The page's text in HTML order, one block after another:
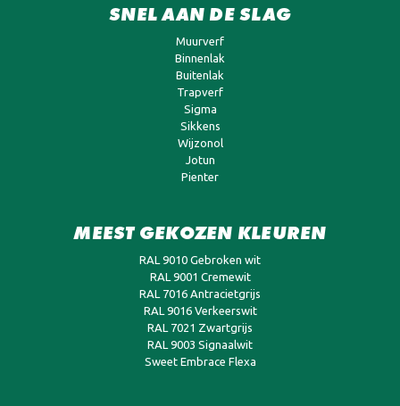
SNEL AAN DE SLAG
Muurverf
Binnenlak
Buitenlak
Trapverf
Sigma
Sikkens
Wijzonol
Jotun
Pienter
MEEST GEKOZEN KLEUREN
RAL 9010 Gebroken wit
RAL 9001 Cremewit
RAL 7016 Antracietgrijs
RAL 9016 Verkeerswit
RAL 7021 Zwartgrijs
RAL 9003 Signaalwit
Sweet Embrace Flexa